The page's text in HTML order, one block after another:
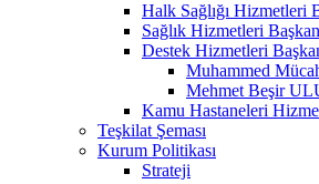
Halk Sağlığı Hizmetleri
Sağlık Hizmetleri Başkan
Destek Hizmetleri
Muhammed
Mehmet Beşir
Kamu Hastaneleri
Teşkilat Şeması
Kurum Politikası
Strateji